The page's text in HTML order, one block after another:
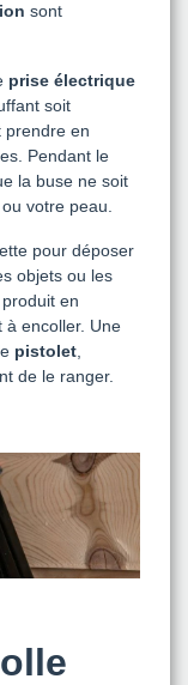
sont
prise électrique
soit
prendre en
Pendant le
la buse ne soit
votre peau.
pour déposer
objets ou les
en
à encoller. Une
pistolet
de le ranger.